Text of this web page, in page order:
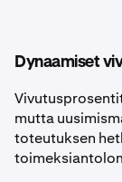
Dynaamiset
mutta
toteutuksen